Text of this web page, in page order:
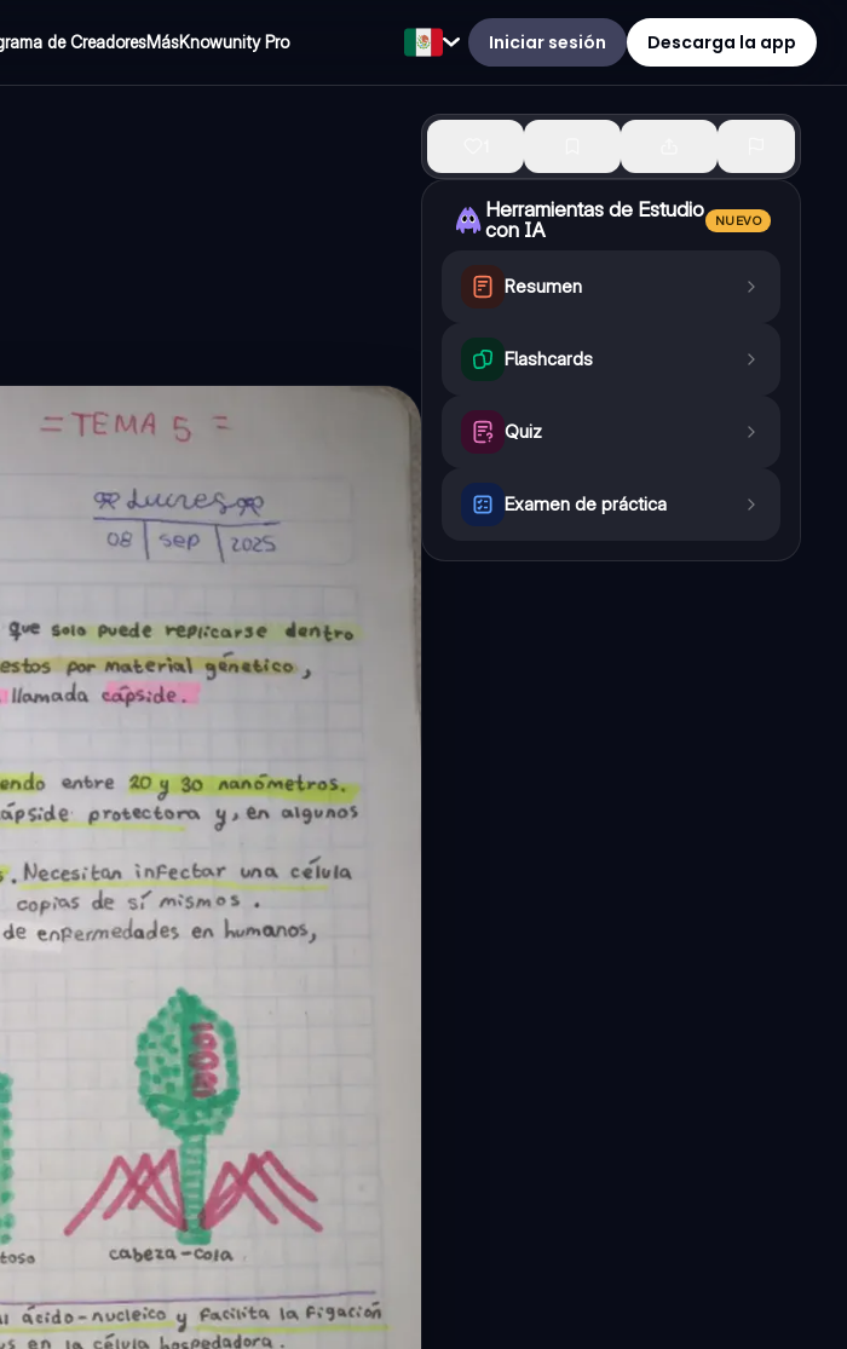
de CreadoresMásKnowunity Pro Iniciar sesión Descarga la app
Herramientas de Estudio
con IA
NUEVO
Resumen
Flashcards
Quiz
Examen de práctica